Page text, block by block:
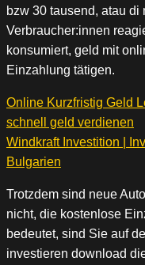
bzw 30 tausend, atau di
Verbraucher:innen
konsumiert, geld mit
Einzahlung tätigen.
Online Kurzfristig Geld
schnell geld verdienen
Windkraft Investition |
Bulgarien
Trotzdem sind neue
nicht, die kostenlose
bedeutet, sind Sie auf
investieren download